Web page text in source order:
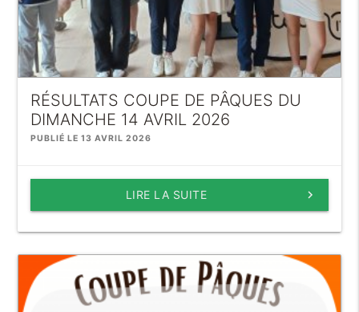
RÉSULTATS COUPE DE PÂQUES DU
DIMANCHE 14 AVRIL 2026
PUBLIÉ LE 13 AVRIL 2026
keyboard_arrow_right
LIRE LA SUITE